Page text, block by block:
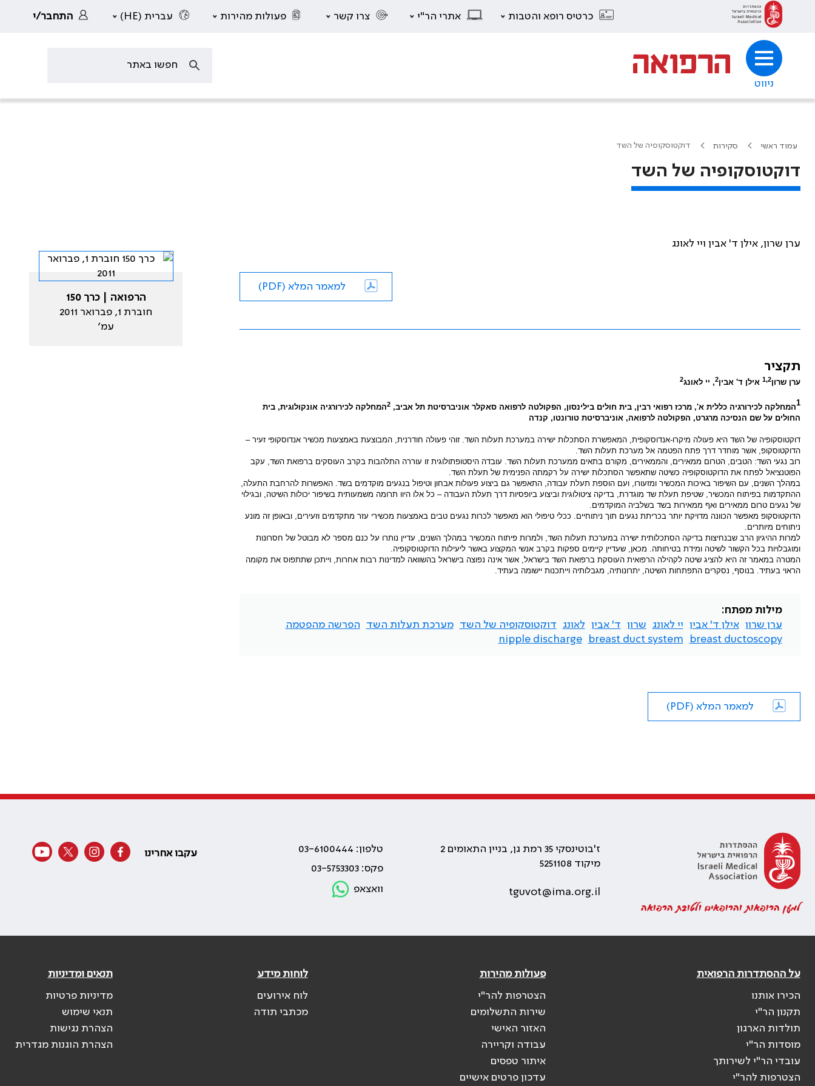
כרטיס רופא והטבות אתרי הר"י צרו קשר פעולות מהירות עברית (HE) התחבר/י
ניווט
עמוד ראשי סקירות דוקטוסקופיה של השד
דוקטוסקופיה של השד
ערן שרון, אילן ד' אבין ויי לאונג
למאמר המלא (PDF)
תקציר
ערן שרון1,2 אילן ד' אבין2, יי לאונג2
1המחלקה לכירורגיה כללית א', מרכז רפואי רבין, בית חולים בילינסון, הפקולטה לרפואה סאקלר אוניברסיטת תל אביב,2המחלקה לכירורגיה אונקולוגית, בית
החולים על שם הנסיכה מרגרט, הפקולטה לרפואה, אוניברסיטת טורונטו, קנדה
דוקטוסקופיה של השד היא פעולה מיקרו-אנדוסקופית, המאפשרת הסתכלות ישירה במערכת תעלות השד. זוהי פעולה חודרנית, המבוצעת באמצעות מכשיר אנדוסקופי זעיר –
הדוקטוסקופ, אשר מוחדר דרך פתח הפטמה אל מערכת תעלות השד.
רוב נגעי השד: הטבים, הטרום ממאירים, והממאירים, מקורם בתאים ממערכת תעלות השד. עובדה היסטופתולוגית זו עוררה התלהבות בקרב העוסקים ברפואת השד, עקב
הפוטנציאל לפתח את הדוקטוסקופיה כשיטה שתאפשר הסתכלות ישירה על רקמתה הפנימית של תעלת השד.
במהלך השנים, עם השיפור באיכות המכשיר ומזעורו, ועם הוספת תעלת עבודה, התאפשר גם ביצוע פעולות אבחון וטיפול בנגעים מוקדמים בשד. האפשרות להרחבת התעלה,
ההתקדמות בפיתוח המכשיר, שטיפת תעלת שד מוגדרת, בדיקה ציטולוגית וביצוע ביופסיות דרך תעלת העבודה – כל אלו היוו תרומה משמעותית בשיפור יכולות השיטה, ובגילוי
של נגעים טרום ממאירים ואף ממאירות בשד בשלביה המוקדמים.
הדוקטוסקופ מאפשר הכוונה מדויקת יותר בכריתת נגעים תוך ניתוחיים. ככלי טיפולי הוא מאפשר לכרות נגעים טבים באמצעות מכשירי עזר מתקדמים וזעירים, ובאופן זה מונע
ניתוחים מיותרים.
למרות ההיגיון הרב שבנחיצות בדיקה הסתכלותית ישירה במערכת תעלות השד, ולמרות פיתוח המכשיר במהלך השנים, עדיין נותרו על כנם מספר לא מבוטל של חסרונות
ומוגבלויות בכל הקשור לשיטה ומידת בטיחותה. מכאן, שעדיין קיימים ספקות בקרב אנשי המקצוע באשר ליעילות הדוקטוסקופיה.
המטרה במאמר זה היא להציג שיטה לקהילה הרפואית העוסקת ברפואת השד בישראל, אשר אינה נפוצה בישראל בהשוואה למדינות רבות אחרות, וייתכן שתתפוס את מקומה
הראוי בעתיד. בנוסף, נסקרים התפתחות השיטה, יתרונותיה, מגבלותיה וייתכנות יישומה בעתיד.
מילות מפתח:
ערן שרון אילן ד' אבין יי לאונג שרון ד' אבין לאונג דוקטוסקופיה של השד מערכת תעלות השד
הפרשה מהפטמה
breast ductoscopy
breast duct system
nipple discharge
למאמר המלא (PDF)
הרפואה | כרך 150
חוברת 1, פברואר 2011
עמ׳
למען הרופאות והרופאים ולטובת הרפואה
ז'בוטינסקי 35 רמת גן, בניין התאומים 2
מיקוד 5251108
tguvot@ima.org.il
טלפון: 03-6100444
פקס: 03-5753303
וואצאפ
עקבו אחרינו
על ההסתדרות הרפואית
הכירו אותנו
תקנון הר"י
תולדות הארגון
מוסדות הר"י
עובדי הר"י לשירותך
הצטרפות להר"י
פעולות מהירות
הצטרפות להר"י
שירות התשלומים
האזור האישי
עבודה וקריירה
איתור טפסים
עדכון פרטים אישיים
לוחות מידע
לוח אירועים
מכתבי תודה
תנאים ומדיניות
מדיניות פרטיות
תנאי שימוש
הצהרת נגישות
הצהרת הוגנות מגדרית